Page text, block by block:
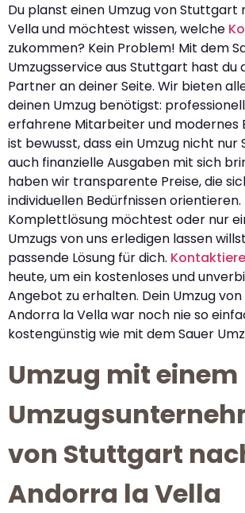
Du planst einen Umzug von Stuttgart
Vella und möchtest wissen, welche
zukommen? Kein Problem! Mit dem
Umzugsservice aus Stuttgart hast du
Partner an deiner Seite. Wir bieten
deinen Umzug benötigst:
erfahrene Mitarbeiter und modernes
ist bewusst, dass ein Umzug nicht nur
auch finanzielle Ausgaben mit sich
haben wir transparente Preise, die
individuellen Bedürfnissen orientieren.
Komplettlösung möchtest oder nur
Umzugs von uns erledigen lassen
passende Lösung für dich.
heute, um ein kostenloses und
Angebot zu erhalten. Dein Umzug
Andorra la Vella war noch nie so
kostengünstig wie mit dem Sauer
Umzug mit einem
von Stuttgart
Andorra la Vella